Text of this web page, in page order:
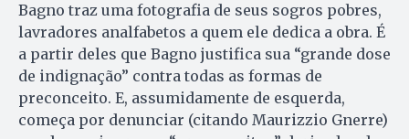
Bagno traz uma fotografia de seus sogros pobres,
lavradores analfabetos a quem ele dedica a obra. É
a partir deles que Bagno justifica sua “grande dose
de indignação” contra todas as formas de
preconceito. E, assumidamente de esquerda,
começa por denunciar (citando Maurizzio Gnerre)